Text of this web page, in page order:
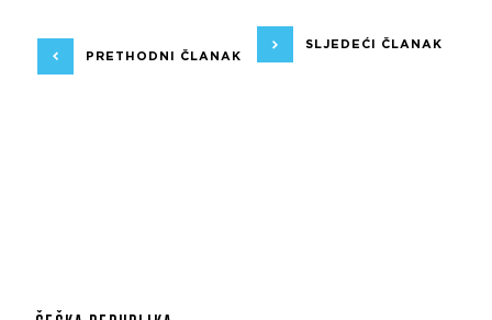
PRETHODNI ČLANAK
SLJEDEĆI ČLANAK